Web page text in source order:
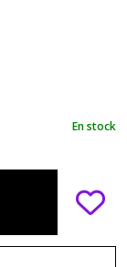
En stock